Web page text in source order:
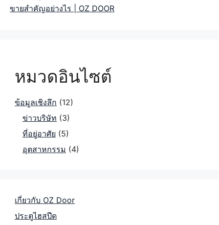
ขายสำคัญอย่างไร | OZ DOOR
หมวดอินไซต์
ข้อมูลเชิงลึก (12)
ข่าวบริษัท (3)
ที่อยู่อาศัย (5)
อุตสาหกรรม (4)
เกี่ยวกับ OZ Door
ประตูไฮสปีด